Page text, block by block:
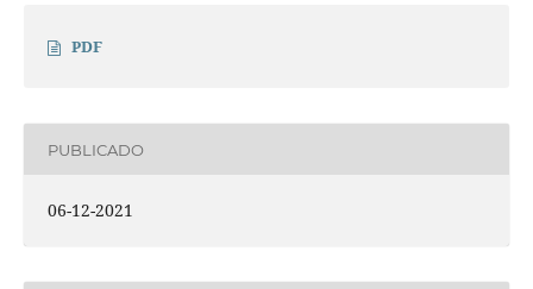
PDF
PUBLICADO
06-12-2021